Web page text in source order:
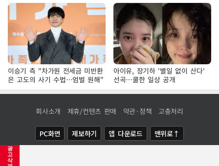
광
고
삭
이승기 측 "차가원 전세금 미반환
은 고도의 사기 수법…엄벌 원해"
아이유, 장기하 '별일 없이 산다'
선곡…쿨한 일상 공개
회사소개 제휴/컨텐츠 판매 약관·정책 고충처리
PC화면 제보하기 앱 다운로드 맨위로↑